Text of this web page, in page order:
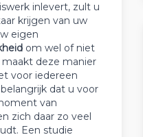
inlevert, zult u
krijgen van uw
eigen
om wel of niet
deze manier
voor iedereen
dat u voor
van
zich daar zo veel
Een studie